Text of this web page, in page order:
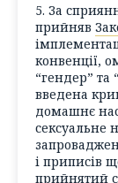
5. За
прийняв
конвенції,
“гендер” та
введена
домашнє
сексуальне
і приписів
прийнятий